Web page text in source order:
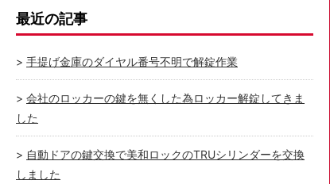
最近の記事
手提げ金庫のダイヤル番号不明で解錠作業
会社のロッカーの鍵を無くした為ロッカー解錠してきま
した
自動ドアの鍵交換で美和ロックのTRUシリンダーを交換
しました